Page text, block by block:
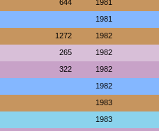
644 1981
1981
1272 1982
265 1982
322 1982
1982
1983
1983